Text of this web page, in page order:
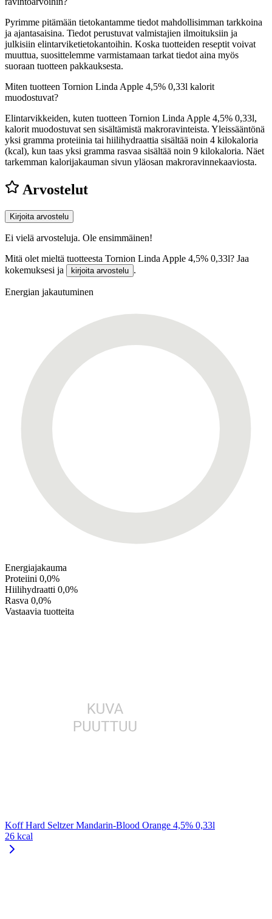
Pyrimme pitämään tietokantamme tiedot mahdollisimman tarkkoina
ja ajantasaisina. Tiedot perustuvat valmistajien ilmoituksiin ja
julkisiin elintarviketietokantoihin. Koska tuotteiden reseptit voivat
muuttua, suosittelemme varmistamaan tarkat tiedot aina myös
suoraan tuotteen pakkauksesta.
Miten tuotteen Tornion Linda Apple 4,5% 0,33l kalorit
muodostuvat?
Elintarvikkeiden, kuten tuotteen Tornion Linda Apple 4,5% 0,33l,
kalorit muodostuvat sen sisältämistä makroravinteista. Yleissääntönä
yksi gramma proteiinia tai hiilihydraattia sisältää noin 4 kilokaloria
(kcal), kun taas yksi gramma rasvaa sisältää noin 9 kilokaloria. Näet
tarkemman kalorijakauman sivun yläosan makroravinnekaaviosta.
Arvostelut
Kirjoita arvostelu
Ei vielä arvosteluja. Ole ensimmäinen!
Mitä olet mieltä tuotteesta Tornion Linda Apple 4,5% 0,33l? Jaa
kokemuksesi ja
kirjoita arvostelu .
Energian jakautuminen
Energiajakauma
Proteiini 0,0%
Hiilihydraatti 0,0%
Rasva 0,0%
Vastaavia tuotteita
Koff Hard Seltzer Mandarin-Blood Orange 4,5% 0,33l
26 kcal